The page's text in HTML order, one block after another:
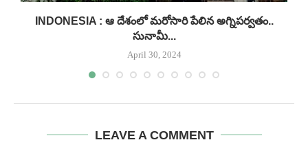
INDONESIA : ఆ దేశంలో మరోసారి పేలిన అగ్నిపర్వతం..
సునామీ...
April 30, 2024
LEAVE A COMMENT